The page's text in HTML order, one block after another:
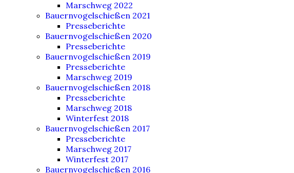
Marschweg 2022
Bauernvogelschießen 2021
Presseberichte
Bauernvogelschießen 2020
Presseberichte
Bauernvogelschießen 2019
Presseberichte
Marschweg 2019
Bauernvogelschießen 2018
Presseberichte
Marschweg 2018
Winterfest 2018
Bauernvogelschießen 2017
Presseberichte
Marschweg 2017
Winterfest 2017
Bauernvogelschießen 2016